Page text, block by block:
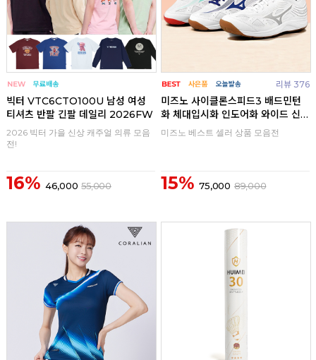
빅터 VTC6CTO100U 남성 여성
티셔츠 반팔 긴팔 데일리 2026FW
2026 빅터 가을 신상 캐주얼 의류 모음
전!
16% 46,000 55,000
리뷰 376
미즈노 사이클론스피드3 배드민턴
화 체대입시화 인도어화 와이드 신
발
미즈노 베스트 셀러 상품 모음전
15% 75,000 89,000